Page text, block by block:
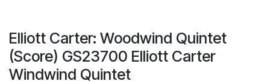
Elliott Carter: Woodwind Quintet
(Score) GS23700 Elliott Carter
Windwind Quintet